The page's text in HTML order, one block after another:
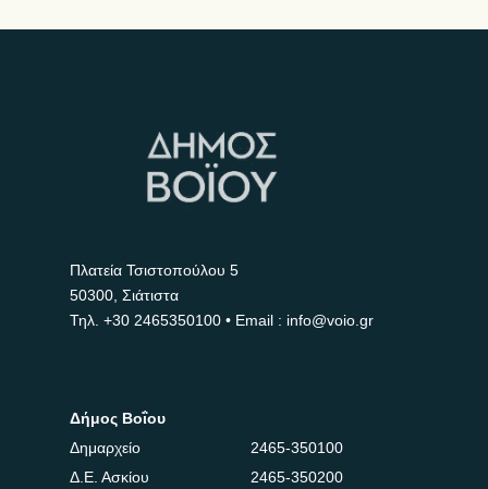
Πλατεία Τσιστοπούλου 5
50300, Σιάτιστα
Τηλ. +30 2465350100 • Email : info@voio.gr
Δήμος Βοΐου
Δημαρχείο
2465-350100
Δ.Ε. Ασκίου
2465-350200